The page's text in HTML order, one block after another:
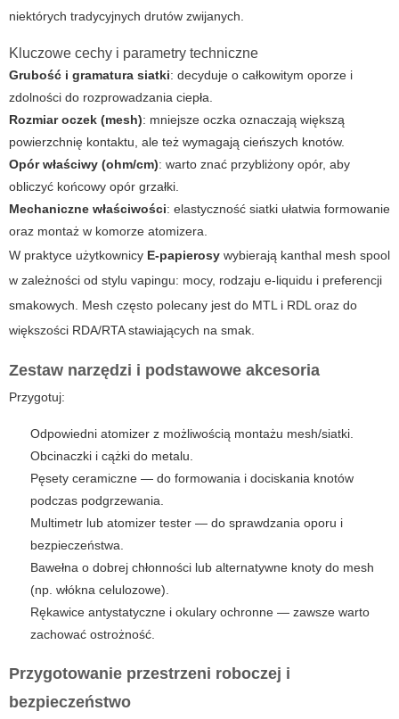
niektórych tradycyjnych drutów zwijanych.
Kluczowe cechy i parametry techniczne
Grubość i gramatura siatki: decyduje o całkowitym oporze i
zdolności do rozprowadzania ciepła.
Rozmiar oczek (mesh): mniejsze oczka oznaczają większą
powierzchnię kontaktu, ale też wymagają cieńszych knotów.
Opór właściwy (ohm/cm): warto znać przybliżony opór, aby
obliczyć końcowy opór grzałki.
Mechaniczne właściwości: elastyczność siatki ułatwia formowanie
oraz montaż w komorze atomizera.
W praktyce użytkownicy E-papierosy wybierają kanthal mesh spool
w zależności od stylu vapingu: mocy, rodzaju e-liquidu i preferencji
smakowych. Mesh często polecany jest do MTL i RDL oraz do
większości RDA/RTA stawiających na smak.
Zestaw narzędzi i podstawowe akcesoria
Przygotuj:
Odpowiedni atomizer z możliwością montażu mesh/siatki.
Obcinaczki i cążki do metalu.
Pęsety ceramiczne — do formowania i dociskania knotów
podczas podgrzewania.
Multimetr lub atomizer tester — do sprawdzania oporu i
bezpieczeństwa.
Bawełna o dobrej chłonności lub alternatywne knoty do mesh
(np. włókna celulozowe).
Rękawice antystatyczne i okulary ochronne — zawsze warto
zachować ostrożność.
Przygotowanie przestrzeni roboczej i
bezpieczeństwo